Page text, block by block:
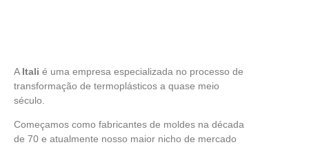
A Itali é uma empresa especializada no processo de
transformação de termoplásticos a quase meio
século.
Começamos como fabricantes de moldes na década
de 70 e atualmente nosso maior nicho de mercado